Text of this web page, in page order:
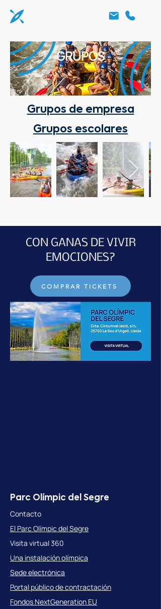
GRUPOS
Grupos de empresa
Grupos escolares
CON GANAS DE VIVIR
EMOCIONES?
COMPRAR TICKETS
Parc Olímpic del Segre
Contacto
El Parc Olímpic del Segre
Visita virtual 360
Una instalación olímpica
Sede electrónica
Portal público de contractación
Fondos NextGeneration EU